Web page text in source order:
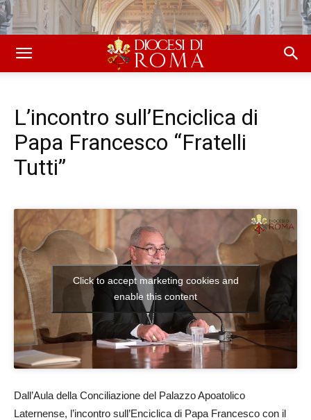
L’incontro sull’Enciclica di
Papa Francesco “Fratelli
Tutti”
Click to accept marketing cookies and
enable this content
Dall’Aula della Conciliazione del Palazzo Apoatolico
Laternense, l’incontro sull’Enciclica di Papa Francesco con il